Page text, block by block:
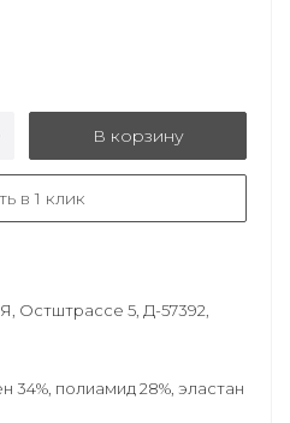
В корзину
в 1 клик
5, Д-57392,
34%, полиамид 28%, эластан